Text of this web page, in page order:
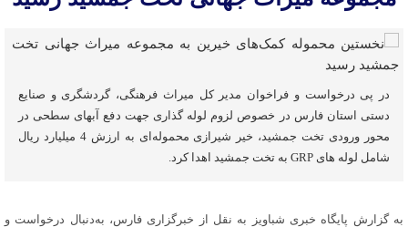
در پی درخواست و فراخوان مدیر کل میراث فرهنگی، گردشگری و صنایع
دستی استان فارس در خصوص لزوم لوله گذاری جهت دفع آبهای سطحی در
محور ورودی تخت جمشید، خیر شیرازی محموله‌ای به ارزش 4 میلیارد ریال
شامل لوله های GRP به تخت جمشید اهدا کرد.
به گزارش پایگاه خبری شباویز به نقل از خبرگزاری فارس، به‌دنبال درخواست و